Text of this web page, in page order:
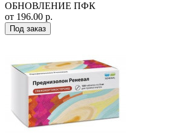
ОБНОВЛЕНИЕ ПФК
от 196.00 р.
Под заказ